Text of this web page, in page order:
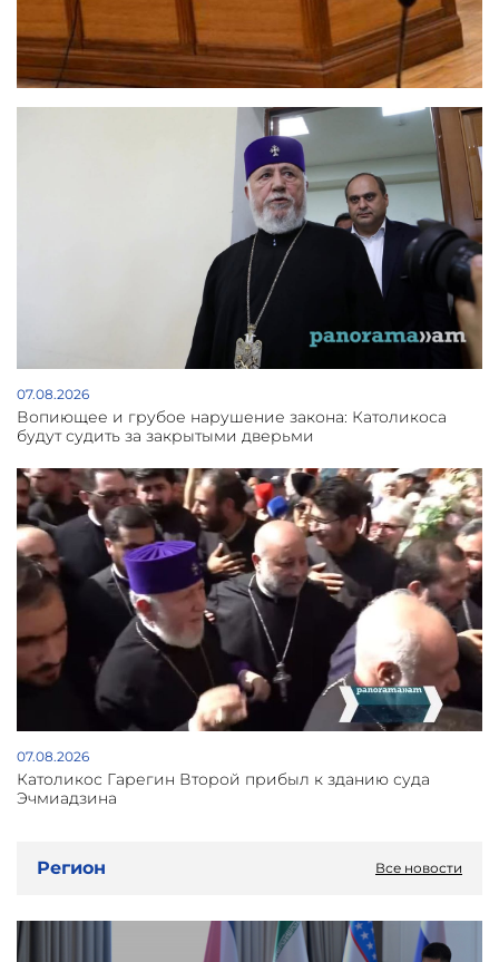
07.08.2026
Вопиющее и грубое нарушение закона: Католикоса
будут судить за закрытыми дверьми
07.08.2026
Католикос Гарегин Второй прибыл к зданию суда
Эчмиадзина
Регион Все новости